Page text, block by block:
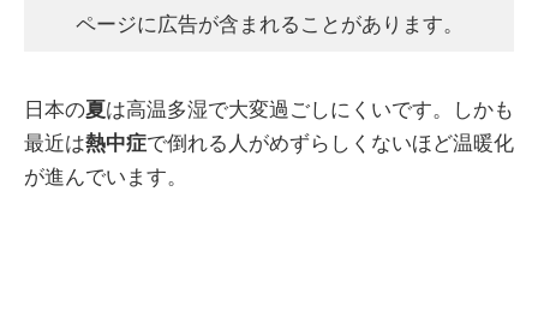
ページに広告が含まれることがあります。
日本の夏は高温多湿で大変過ごしにくいです。しかも
最近は熱中症で倒れる人がめずらしくないほど温暖化
が進んでいます。